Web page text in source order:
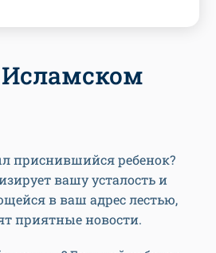
Исламском
приснившийся ребенок?
вашу усталость и
в ваш адрес лестью,
приятные новости.